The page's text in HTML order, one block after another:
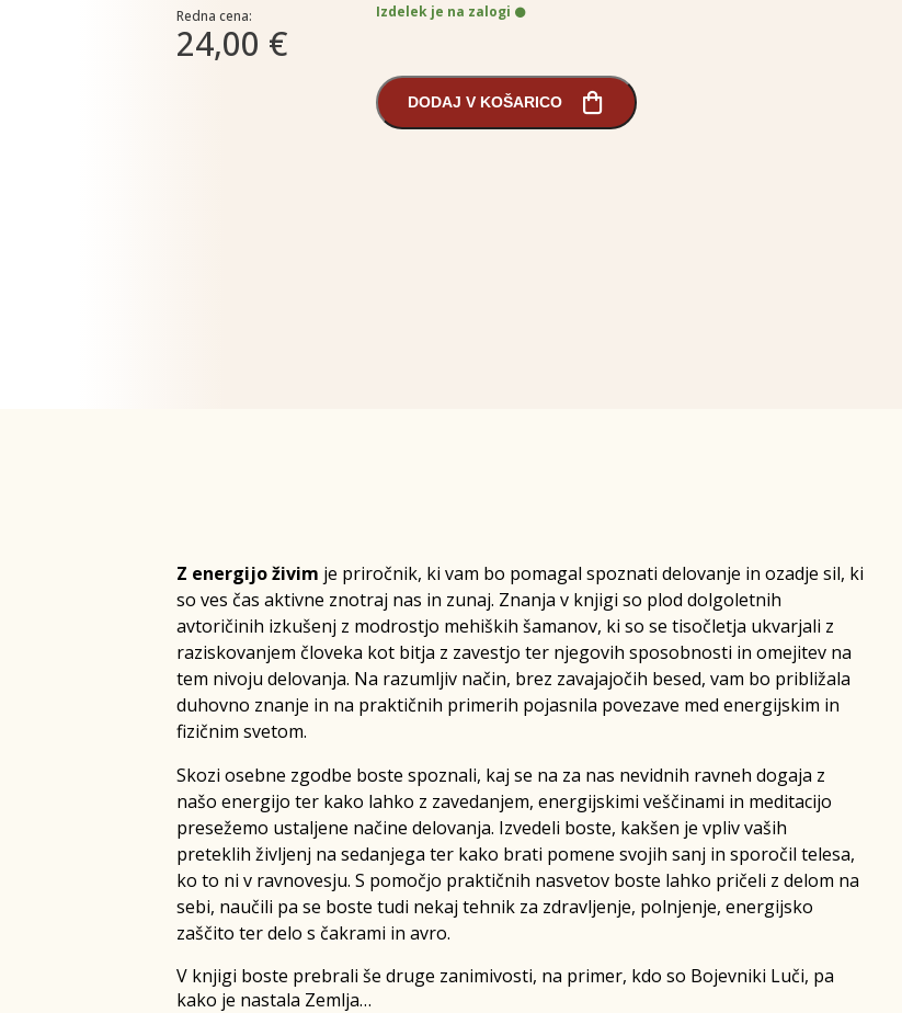
Redna cena:
24,00 €
Izdelek je na zalogi
DODAJ V KOŠARICO
Z energijo živim je priročnik, ki vam bo pomagal spoznati delovanje in ozadje sil, ki
so ves čas aktivne znotraj nas in zunaj. Znanja v knjigi so plod dolgoletnih
avtoričinih izkušenj z modrostjo mehiških šamanov, ki so se tisočletja ukvarjali z
raziskovanjem človeka kot bitja z zavestjo ter njegovih sposobnosti in omejitev na
tem nivoju delovanja. Na razumljiv način, brez zavajajočih besed, vam bo približala
duhovno znanje in na praktičnih primerih pojasnila povezave med energijskim in
fizičnim svetom.
Skozi osebne zgodbe boste spoznali, kaj se na za nas nevidnih ravneh dogaja z
našo energijo ter kako lahko z zavedanjem, energijskimi veščinami in meditacijo
presežemo ustaljene načine delovanja. Izvedeli boste, kakšen je vpliv vaših
preteklih življenj na sedanjega ter kako brati pomene svojih sanj in sporočil telesa,
ko to ni v ravnovesju. S pomočjo praktičnih nasvetov boste lahko pričeli z delom na
sebi, naučili pa se boste tudi nekaj tehnik za zdravljenje, polnjenje, energijsko
zaščito ter delo s čakrami in avro.
V knjigi boste prebrali še druge zanimivosti, na primer, kdo so Bojevniki Luči, pa
kako je nastala Zemlja…